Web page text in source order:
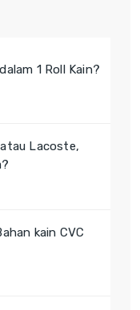
1 Roll Kain?
Lacoste,
kain CVC